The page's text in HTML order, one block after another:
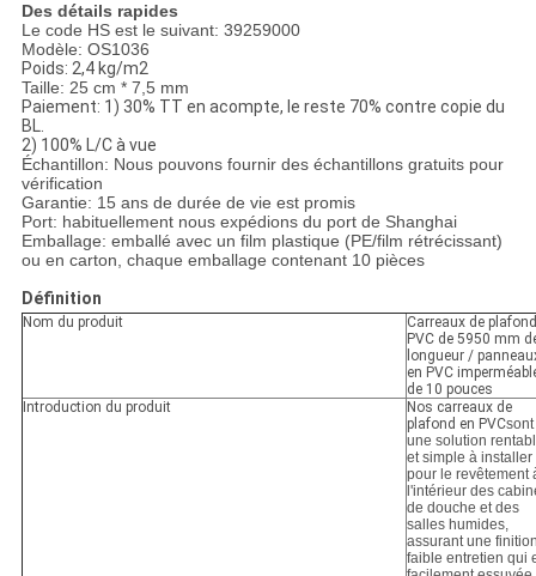
Des détails rapides
Le code HS est le suivant: 39259000
Modèle: OS1036
Poids: 2,4 kg/m2
Taille: 25 cm * 7,5 mm
Paiement: 1) 30% TT en acompte, le reste 70% contre copie du
BL.
2) 100% L/C à vue
Échantillon: Nous pouvons fournir des échantillons gratuits pour
vérification
Garantie: 15 ans de durée de vie est promis
Port: habituellement nous expédions du port de Shanghai
Emballage: emballé avec un film plastique (PE/film rétrécissant)
ou en carton, chaque emballage contenant 10 pièces
Définition
Nom du produit
Carreaux de
PVC de 5950 mm
longueur /
en PVC
de 10 pouces
Introduction du produit
Nos carreaux de
plafond en PVCsont
une solution
et simple à installer
pour le revêtement
l'intérieur des
de douche et des
salles humides,
assurant une
faible entretien qui